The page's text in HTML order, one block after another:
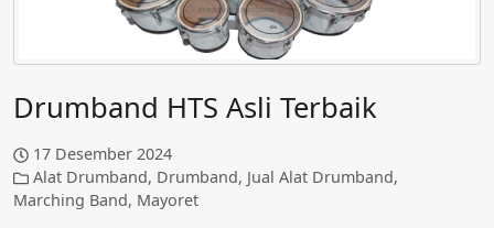
Drumband HTS Asli Terbaik
17 Desember 2024
Alat Drumband, Drumband, Jual Alat Drumband,
Marching Band, Mayoret